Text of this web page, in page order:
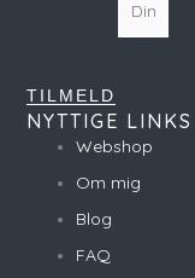
TILMELD
NYTTIGE LINKS
Webshop
Om mig
Blog
FAQ